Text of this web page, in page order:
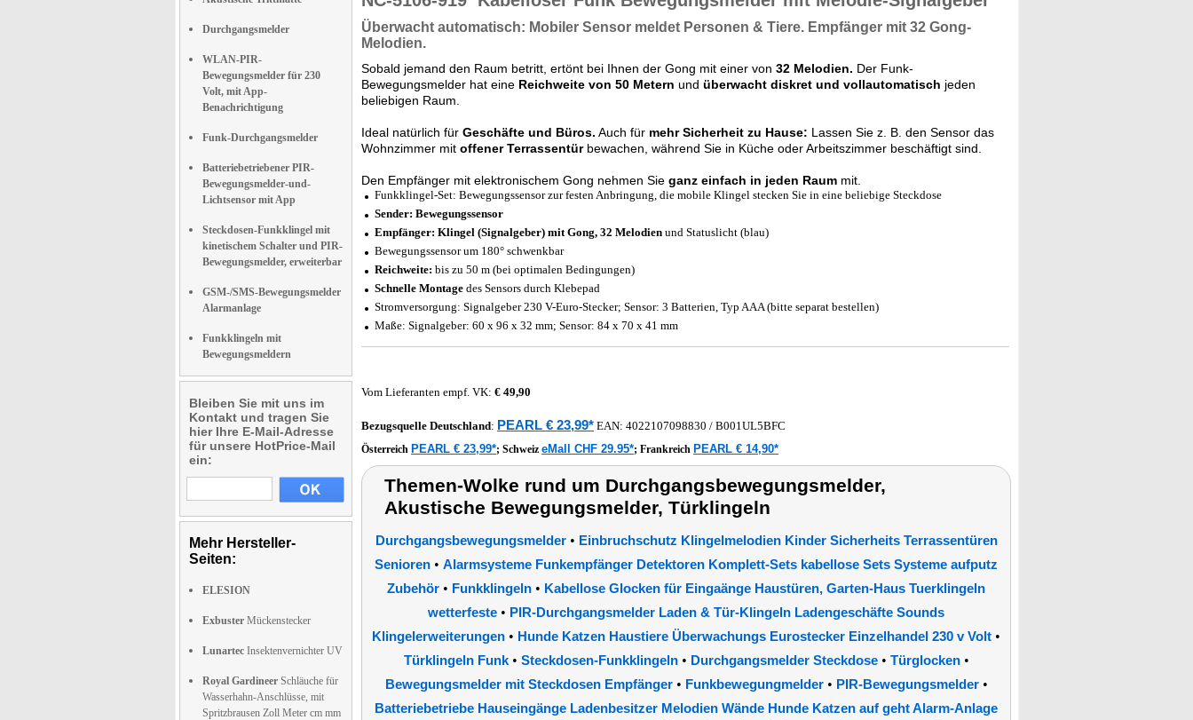
Durchgangsmelder
WLAN-PIR-
Bewegungsmelder für 230
Volt, mit App-
Benachrichtigung
Funk-Durchgangsmelder
Batteriebetriebener PIR-
Bewegungsmelder-und-
Lichtsensor mit App
Steckdosen-Funkklingel mit
kinetischem Schalter und PIR-
Bewegungsmelder, erweiterbar
GSM-/SMS-Bewegungsmelder
Alarmanlage
Funkklingeln mit
Bewegungsmeldern
Bleiben Sie mit uns im
Kontakt und tragen Sie
hier Ihre E-Mail-Adresse
für unsere HotPrice-Mail
ein:
Mehr Hersteller-
Seiten:
ELESION
Exbuster Mückenstecker
Lunartec Insektenvernichter UV
Royal Gardineer Schläuche für
Wasserhahn-Anschlüsse, mit
Spritzbrausen Zoll Meter cm mm
Überwacht automatisch: Mobiler Sensor meldet Personen & Tiere. Empfänger mit 32 Gong-
Melodien.
Sobald jemand den Raum betritt, ertönt bei Ihnen der Gong mit einer von 32 Melodien. Der Funk-
Bewegungsmelder hat eine Reichweite von 50 Metern und überwacht diskret und vollautomatisch jeden
beliebigen Raum.
Ideal natürlich für Geschäfte und Büros. Auch für mehr Sicherheit zu Hause: Lassen Sie z. B. den Sensor das
Wohnzimmer mit offener Terrassentürbewachen, während Sie in Küche oder Arbeitszimmer beschäftigt sind.
Den Empfänger mit elektronischem Gong nehmen Sie ganz einfach in jeden Raum mit.
Funkklingel-Set: Bewegungssensor zur festen Anbringung, die mobile Klingel stecken Sie in eine beliebige Steckdose
Sender: Bewegungssensor
Empfänger: Klingel (Signalgeber) mit Gong, 32 Melodien und Statuslicht (blau)
Bewegungssensor um 180° schwenkbar
Reichweite: bis zu 50 m (bei optimalen Bedingungen)
Schnelle Montage des Sensors durch Klebepad
Stromversorgung: Signalgeber 230 V-Euro-Stecker; Sensor: 3 Batterien, Typ AAA (bitte separat bestellen)
Maße: Signalgeber: 60 x 96 x 32 mm; Sensor: 84 x 70 x 41 mm
Vom Lieferanten empf. VK: € 49,90
Bezugsquelle Deutschland: PEARL € 23,99* EAN: 4022107098830 / B001UL5BFC
Österreich PEARL € 23,99*; Schweiz eMall CHF 29.95*; Frankreich PEARL € 14,90*
Themen-Wolke rund um Durchgangsbewegungsmelder,
Akustische Bewegungsmelder, Türklingeln
Durchgangsbewegungsmelder• Einbruchschutz Klingelmelodien Kinder Sicherheits Terrassentüren
Senioren • Alarmsysteme Funkempfänger Detektoren Komplett-Sets kabellose Sets Systeme aufputz
Zubehör • Funkklingeln • Kabellose Glocken für Eingaänge Haustüren, Garten-Haus Tuerklingeln
wetterfeste • PIR-Durchgangsmelder Laden & Tür-Klingeln Ladengeschäfte Sounds
Klingelerweiterungen • Hunde Katzen Haustiere Überwachungs Eurostecker Einzelhandel 230 v Volt •
Türklingeln Funk• Steckdosen-Funkklingeln• Durchgangsmelder Steckdose• Türglocken•
Bewegungsmelder mit Steckdosen Empfänger• Funkbewegungmelder• PIR-Bewegungsmelder•
Batteriebetriebe Hauseingänge Ladenbesitzer Melodien Wände Hunde Katzen auf geht Alarm-Anlage